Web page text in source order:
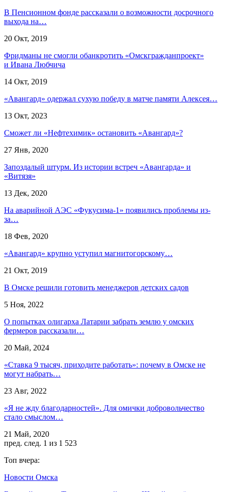
В Пенсионном фонде рассказали о возможности досрочного
выхода на…
20 Окт, 2019
Фридманы не смогли обанкротить «Омскгражданпроект»
и Ивана Любчича
14 Окт, 2019
«Авангард» одержал сухую победу в матче памяти Алексея…
13 Окт, 2023
Сможет ли «Нефтехимик» остановить «Авангард»?
27 Янв, 2020
Запоздалый штурм. Из истории встреч «Авангарда» и
«Витязя»
13 Дек, 2020
На аварийной АЭС «Фукусима-1» появились проблемы из-
за…
18 Фев, 2020
«Авангард» крупно уступил магнитогорскому…
21 Окт, 2019
В Омске решили готовить менеджеров детских садов
5 Ноя, 2022
О попытках олигарха Латарии забрать землю у омских
фермеров рассказали…
20 Май, 2024
«Ставка 9 тысяч, приходите работать»: почему в Омске не
могут набрать…
23 Авг, 2022
«Я не жду благодарностей». Для омички добровольчество
стало смыслом…
21 Май, 2020
пред. след. 1 из 1 523
Топ вчера:
Новости Омска